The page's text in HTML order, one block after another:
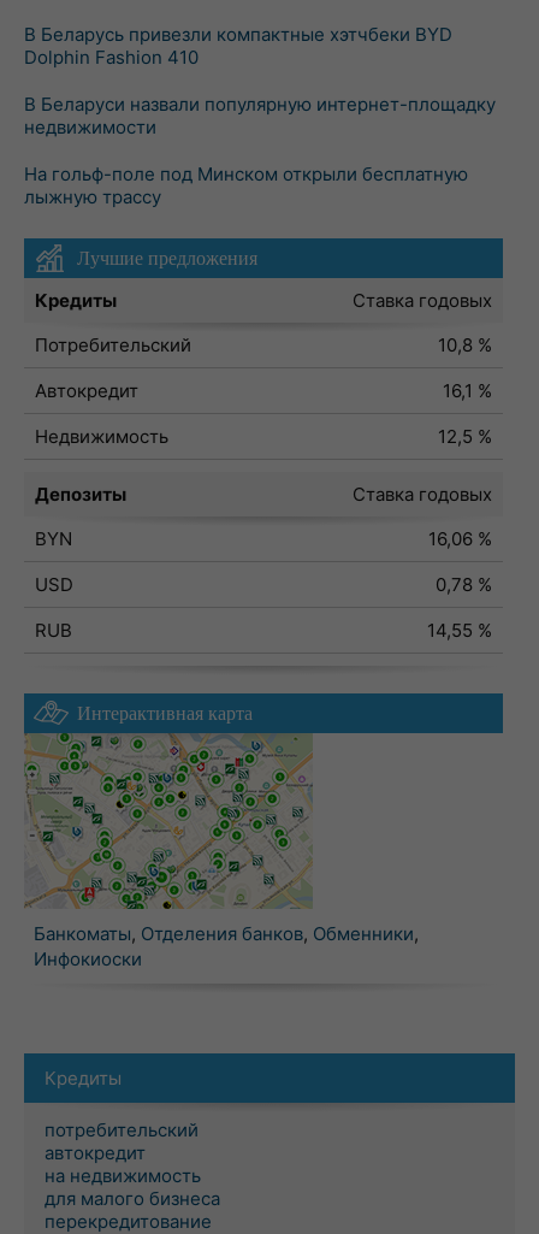
В Беларусь привезли компактные хэтчбеки BYD
Dolphin Fashion 410
В Беларуси назвали популярную интернет-площадку
недвижимости
На гольф-поле под Минском открыли бесплатную
лыжную трассу
Лучшие предложения
Кредиты
Ставка годовых
Потребительский
10,8 %
Автокредит
16,1 %
Недвижимость
12,5 %
Депозиты
Ставка годовых
BYN
16,06 %
USD
0,78 %
RUB
14,55 %
Интерактивная карта
Банкоматы, Отделения банков, Обменники,
Инфокиоски
Кредиты
потребительский
автокредит
на недвижимость
для малого бизнеса
перекредитование